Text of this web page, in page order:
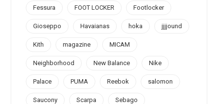
Fessura FOOT LOCKER Footlocker
Gioseppo Havaianas hoka jjjjound
Kith magazine MICAM
Neighborhood New Balance Nike
Palace PUMA Reebok salomon
Saucony Scarpa Sebago